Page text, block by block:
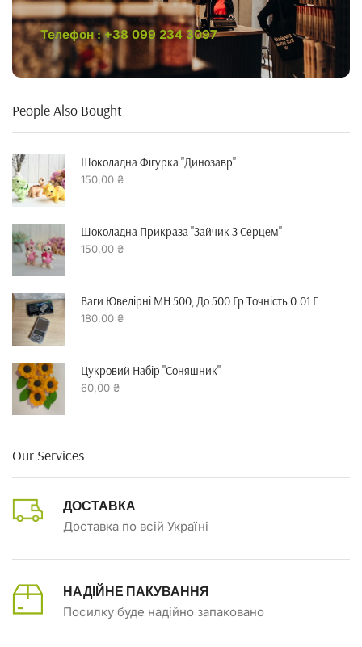
Телефон : +38 099 234 3097
People Also Bought
Шоколадна Фігурка "динозавр"
150,00 ₴
Шоколадна Прикраза "зайчик З Серцем"
150,00 ₴
Ваги Ювелірні MH 500, До 500 Гр Точність 0.01 Г
180,00 ₴
Цукровий Набір "Соняшник"
60,00 ₴
Our Services
ДОСТАВКА
Доставка по всій Україні
НАДІЙНЕ ПАКУВАННЯ
Посилку буде надійно запаковано